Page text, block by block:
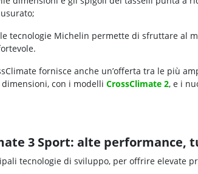
tecnologie Michelin permette di sfruttare al
fornisce anche un’offerta tra le più
con i modelli CrossClimate 2, e i
3 Sport: alte performance,
tecnologie di sviluppo, per offrire elevate